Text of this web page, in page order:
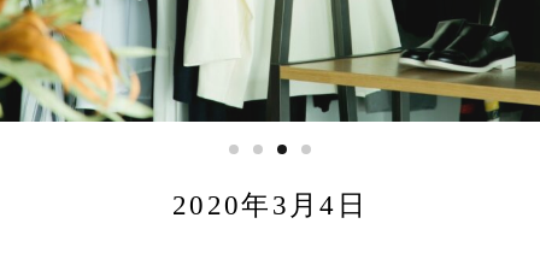
2020年3月4日